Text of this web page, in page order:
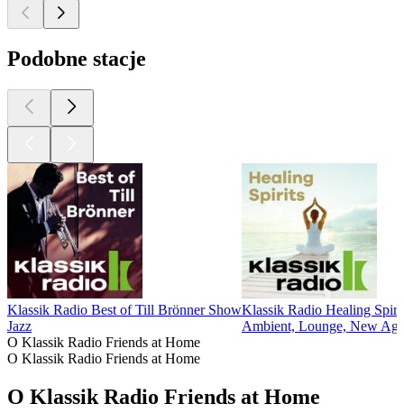
Podobne stacje
Klassik Radio Best of Till Brönner Show
Jazz
Klassik Radio Healing
Ambient, Lounge, New Age
O Klassik Radio Friends at Home
O Klassik Radio Friends at Home
O Klassik Radio Friends at Home